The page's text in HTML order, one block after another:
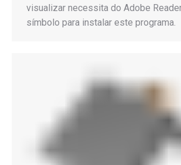
visualizar necessita do Adobe
símbolo para instalar este programa.